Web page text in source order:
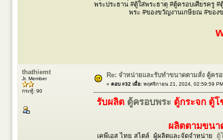
พระประธาน #ตู้ใส่พระธาตุ #ตู้ครอบเศียรครู
พระ #ของขวัญงานเกษียณ #ของ
thathiemt
Jr. Member
กระทู้: 90
Re: จำหน่ายและรับทำขนาดตามสั่ง ตู้คร
« ตอบ #32 เมื่อ: พฤศจิกายน 21, 2024, 02:59:59
รับผลิต ตู้ครอบพระ ตู้กระจก ตู้โ
ผลิตตามขนา
เคพีเอส ไทย สไตล์ ผู้ผลิตและจัดจำหน่าย ตู้